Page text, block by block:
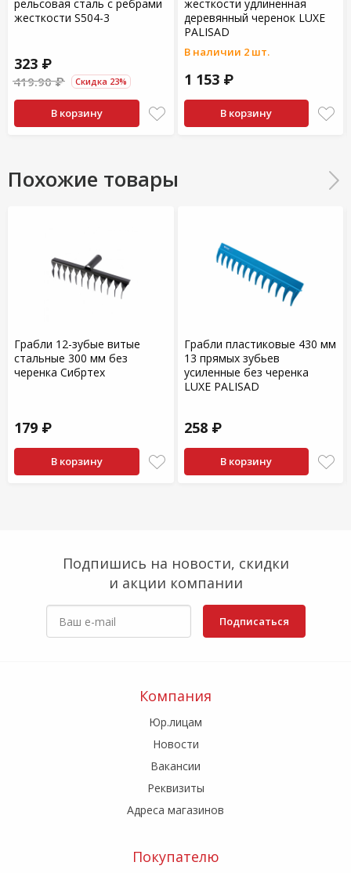
рельсовая сталь с ребрами
жесткости S504-3
323 ₽
419.90 ₽ Скидка 23%
В корзину
жесткости удлиненная
деревянный черенок LUXE
PALISAD
В наличии 2 шт.
1 153 ₽
В корзину
Похожие товары
Грабли 12-зубые витые
стальные 300 мм без
черенка Сибртех
179 ₽
В корзину
Грабли пластиковые 430 мм
13 прямых зубьев
усиленные без черенка
LUXE PALISAD
258 ₽
В корзину
Подпишись на новости, скидки
и акции компании
Подписаться
Компания
Юр.лицам
Новости
Вакансии
Реквизиты
Адреса магазинов
Покупателю